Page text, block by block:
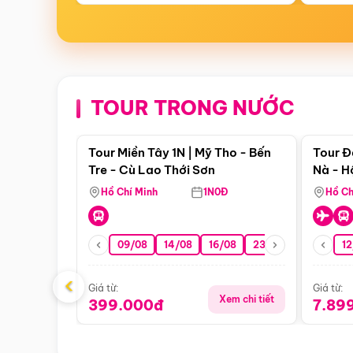
TOUR TRONG NƯỚC
Điểm nổi bật
Tour Miền Tây 1N | Mỹ Tho - Bến
Tre - Cù Lao Thới Sơn
Hồ Chí Minh 1N0Đ
09/08 14/08 16/08 23/08 30/08
Giá từ:
399.000đ Xem chi tiết
Tour
Nà -
Nha
Hồ
Giá từ:
‹